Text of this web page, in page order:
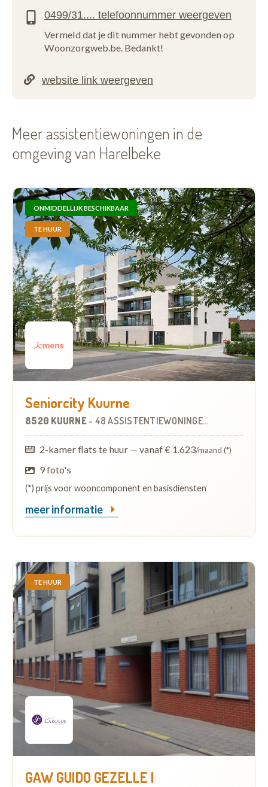
Vermeld dat je dit nummer hebt gevonden op
Woonzorgweb.be. Bedankt!
Meer assistentiewoningen in de
omgeving van Harelbeke
ONMIDDELLIJK BESCHIKBAAR
TE HUUR
Seniorcity Kuurne
8520 KUURNE - 48 ASSISTENTIEWONINGEN
2-kamer flats te huur — vanaf € 1.623/maand (*)
9 foto's
(*) prijs voor wooncomponent en basisdiensten
meer informatie
TE HUUR
GAW GUIDO GEZELLE I